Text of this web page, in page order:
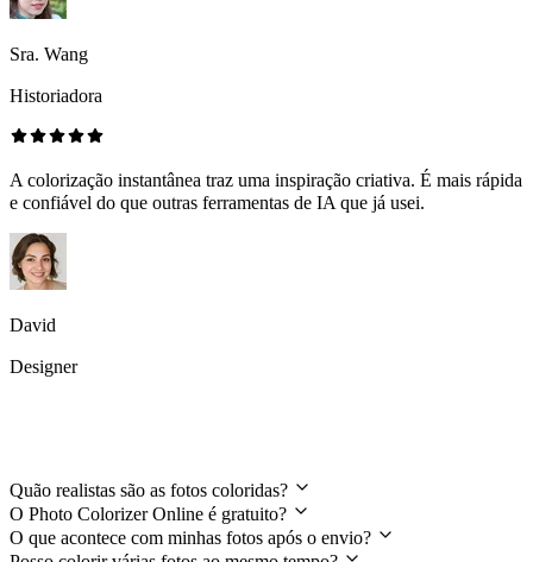
Sra. Wang
Historiadora
A colorização instantânea traz uma inspiração criativa. É mais rápida
e confiável do que outras ferramentas de IA que já usei.
David
Designer
Quão realistas são as fotos coloridas?
O Photo Colorizer Online é gratuito?
O que acontece com minhas fotos após o envio?